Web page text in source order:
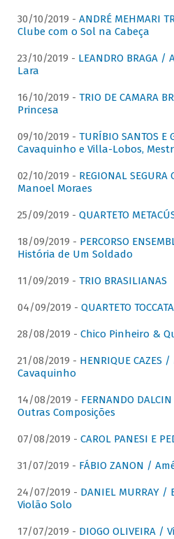
30/10/2019 - ANDRÉ MEHMARI
Clube com o Sol na Cabeça
23/10/2019 - LEANDRO BRAGA
Lara
16/10/2019 - TRIO DE CAMARA
Princesa
09/10/2019 - TURÍBIO SANTOS E
Cavaquinho e Villa-Lobos,
02/10/2019 - REGIONAL
Manoel Moraes
25/09/2019 - QUARTETO
18/09/2019 - PERCORSO
História de Um Soldado
11/09/2019 - TRIO BRASILIANAS
04/09/2019 - QUARTETO
28/08/2019 - Chico Pinheiro &
21/08/2019 - HENRIQUE CAZES
Cavaquinho
14/08/2019 - FERNANDO
Outras Composições
07/08/2019 - CAROL PANESI E
31/07/2019 - FÁBIO ZANON /
24/07/2019 - DANIEL MURRAY
Violão Solo
17/07/2019 - DIOGO OLIVEIRA /